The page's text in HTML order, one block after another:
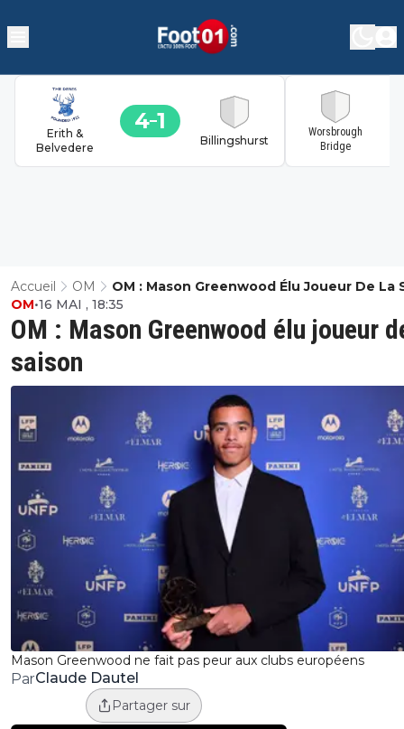
Erith &
Belvedere
4 1
Billingshurst
Worsbrough
Bridge
Accueil OM OM : Mason Greenwood Élu Joueur De La
Mason Greenwood ne fait pas peur aux clubs européens
OM : Mason Greenwood élu joueur
saison
OM•16 MAI , 18:35
ParClaude Dautel
Partager sur